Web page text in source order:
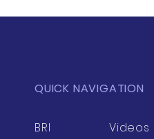
QUICK NAVIGATION
BRI
Videos